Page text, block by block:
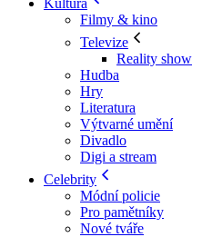
Kultura
Filmy & kino
Televize
Reality show
Hudba
Hry
Literatura
Výtvarné umění
Divadlo
Digi a stream
Celebrity
Módní policie
Pro pamětníky
Nové tváře